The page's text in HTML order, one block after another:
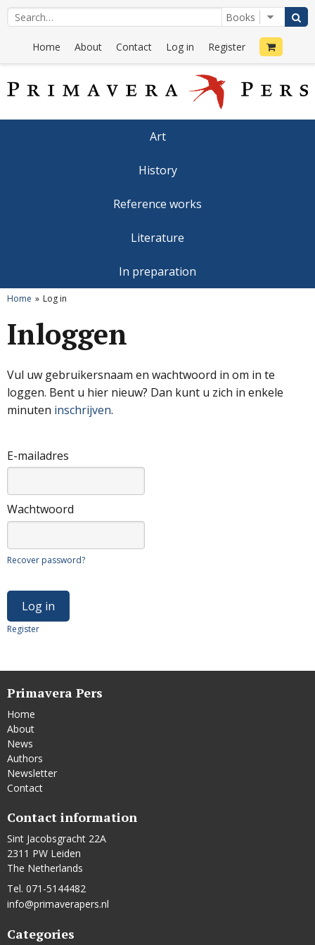
Home About Contact Log in Register
Art
History
Reference works
Literature
In preparation
Home Log in
Inloggen
Vul uw gebruikersnaam en wachtwoord in om in te
loggen. Bent u hier nieuw? Dan kunt u zich in enkele
minuten inschrijven.
E-mailadres
Wachtwoord
Recover password?
Register
Primavera Pers
Home
About
News
Authors
Newsletter
Contact
Contact information
Sint Jacobsgracht 22A
2311 PW Leiden
The Netherlands
Tel. 071-5144482
info@primaverapers.nl
Categories